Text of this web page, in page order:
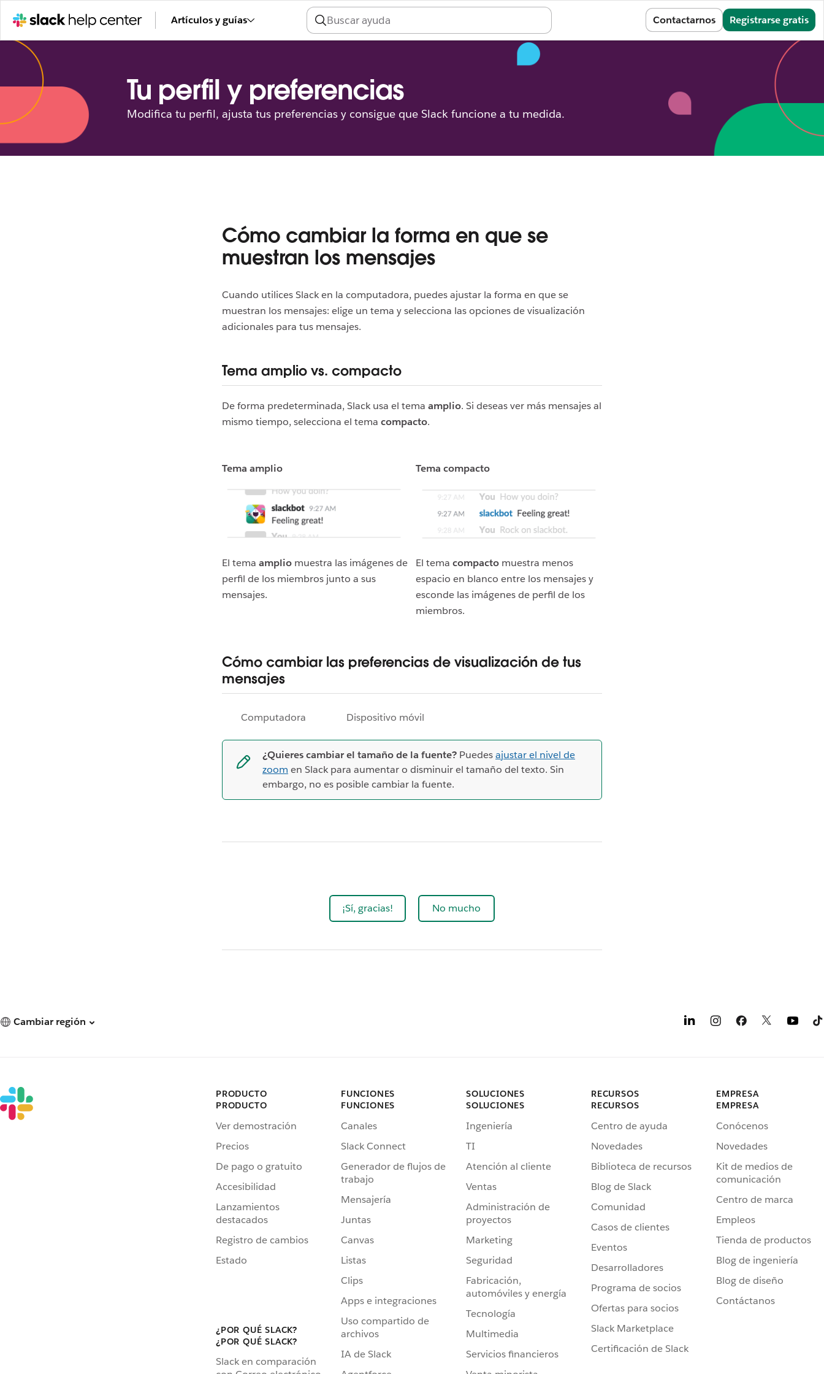
Artículos y guías Contactarnos Registrarse gratis
Tu perfil y preferencias
Modifica tu perfil, ajusta tus preferencias y consigue que Slack funcione a tu medida.
Cómo cambiar la forma en que se
muestran los mensajes
Cuando utilices Slack en la computadora, puedes ajustar la forma en que se
muestran los mensajes: elige un tema y selecciona las opciones de visualización
adicionales para tus mensajes.
Tema amplio vs. compacto
De forma predeterminada, Slack usa el tema amplio. Si deseas ver más mensajes al
mismo tiempo, selecciona el tema compacto.
Tema amplio
El tema amplio muestra las imágenes de
perfil de los miembros junto a sus
mensajes.
Tema compacto
El temacompacto muestra menos
espacio en blanco entre los mensajes y
esconde las imágenes de perfil de los
miembros.
Cómo cambiar las preferencias de visualización de tus
mensajes
Computadora Dispositivo móvil
¿Quieres cambiar el tamaño de la fuente? Puedesajustar el nivel de
zoom en Slack para aumentar o disminuir el tamaño del texto. Sin
embargo, no es posible cambiar la fuente.
¡Sí, gracias! No mucho
Cambiar región
PRODUCTO
PRODUCTO
Ver demostración
Precios
De pago o gratuito
Accesibilidad
Lanzamientos
destacados
Registro de cambios
Estado
¿POR QUÉ SLACK?
¿POR QUÉ SLACK?
Slack en comparación
FUNCIONES
FUNCIONES
Canales
Slack Connect
Generador de flujos de
trabajo
Mensajería
Juntas
Canvas
Listas
Clips
Apps e integraciones
Uso compartido de
archivos
IA de Slack
SOLUCIONES
SOLUCIONES
Ingeniería
TI
Atención al cliente
Ventas
Administración de
proyectos
Marketing
Seguridad
Fabricación,
automóviles y energía
Tecnología
Multimedia
Servicios financieros
RECURSOS
RECURSOS
Centro de ayuda
Novedades
Biblioteca de recursos
Blog de Slack
Comunidad
Casos de clientes
Eventos
Desarrolladores
Programa de socios
Ofertas para socios
Slack Marketplace
Certificación de Slack
EMPRESA
EMPRESA
Conócenos
Novedades
Kit de medios de
comunicación
Centro de marca
Empleos
Tienda de productos
Blog de ingeniería
Blog de diseño
Contáctanos